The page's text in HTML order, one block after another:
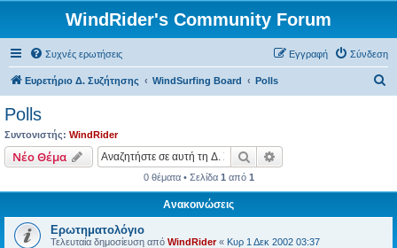
WindRider's Community Forum
Συχνές ερωτήσεις Σύνδεση
Εγγραφή
Ευρετήριο Δ. Συζήτησης WindSurfing Board Polls
Polls
Συντονιστής: WindRider
Νέο Θέμα Αναζήτηση
0 θέματα • Σελίδα 1 από 1
Ανακοινώσεις
Ερωτηματολόγιο
Τελευταία δημοσίευση από WindRider« Κυρ 1 Δεκ 2002 03:37